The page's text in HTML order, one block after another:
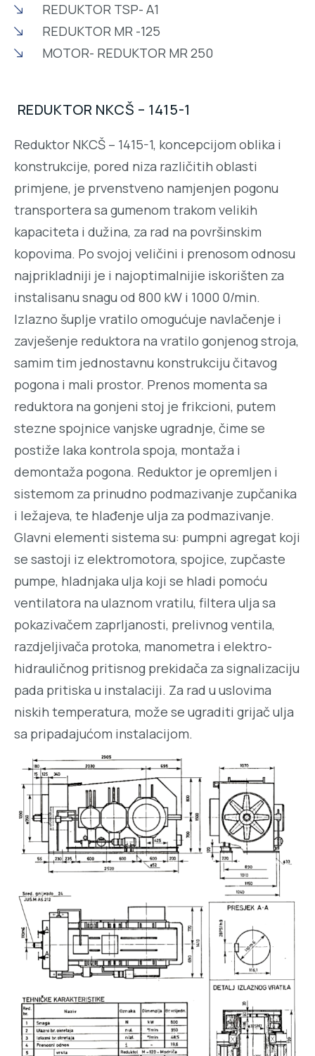
REDUKTOR TSP- A1
REDUKTOR MR -125
MOTOR- REDUKTOR MR 250
REDUKTOR NKCŠ – 1415-1
Reduktor NKCŠ – 1415-1, koncepcijom oblika i
konstrukcije, pored niza različitih oblasti
primjene, je prvenstveno namjenjen pogonu
transportera sa gumenom trakom velikih
kapaciteta i dužina, za rad na površinskim
kopovima. Po svojoj veličini i prenosom odnosu
najprikladniji je i najoptimalnijie iskorišten za
instalisanu snagu od 800 kW i 1000 0/min.
Izlazno šuplje vratilo omogućuje navlačenje i
zavješenje reduktora na vratilo gonjenog stroja,
samim tim jednostavnu konstrukciju čitavog
pogona i mali prostor. Prenos momenta sa
reduktora na gonjeni stoj je frikcioni, putem
stezne spojnice vanjske ugradnje, čime se
postiže laka kontrola spoja, montaža i
demontaža pogona. Reduktor je opremljen i
sistemom za prinudno podmazivanje zupčanika
i ležajeva, te hlađenje ulja za podmazivanje.
Glavni elementi sistema su: pumpni agregat koji
se sastoji iz elektromotora, spojice, zupčaste
pumpe, hladnjaka ulja koji se hladi pomoću
ventilatora na ulaznom vratilu, filtera ulja sa
pokazivačem zaprljanosti, prelivnog ventila,
razdjeljivača protoka, manometra i elektro-
hidrauličnog pritisnog prekidača za signalizaciju
pada pritiska u instalaciji. Za rad u uslovima
niskih temperatura, može se ugraditi grijač ulja
sa pripadajućom instalacijom.